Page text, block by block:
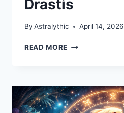
Drastis
By Astralythic April 14, 2026
READ MORE PERGERAKAN
NASIB
5
ZODIAK